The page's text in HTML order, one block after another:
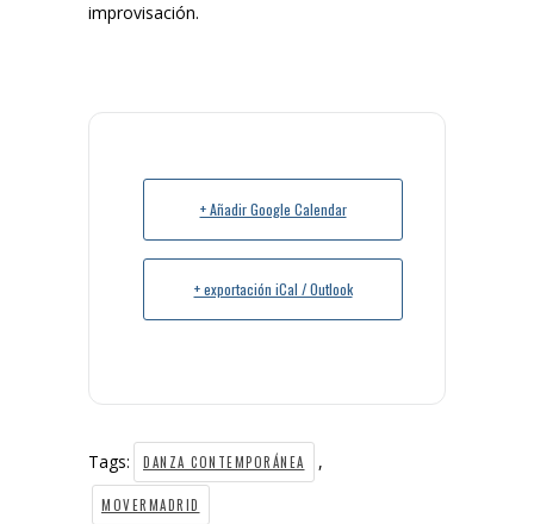
improvisación.
+ Añadir Google Calendar
+ exportación iCal / Outlook
Tags: DANZA CONTEMPORÁNEA ,
MOVERMADRID